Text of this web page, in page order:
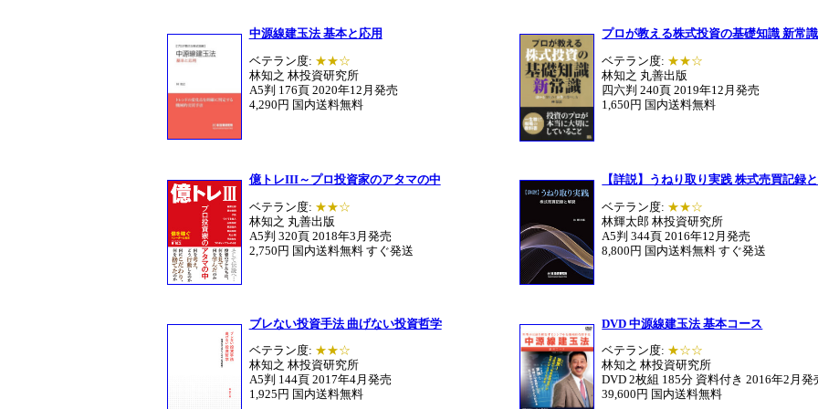
中源線建玉法 基本と応用
ベテラン度: ★★☆
林知之 林投資研究所
A5判 176頁 2020年12月発売
4,290円 国内送料無料
プロが教える株式投資の基礎知識 新常識
ベテラン度: ★★☆
林知之 丸善出版
四六判 240頁 2019年12月発売
1,650円 国内送料無料
億トレIII～プロ投資家のアタマの中
ベテラン度: ★★☆
林知之 丸善出版
A5判 320頁2018年3月発売
2,750円 国内送料無料 すぐ発送
【詳説】うねり取り実践 株式売買記録
ベテラン度: ★★☆
林輝太郎 林投資研究所
A5判 344頁 2016年12月発売
8,800円 国内送料無料 すぐ発送
ブレない投資手法 曲げない投資哲学
ベテラン度: ★★☆
林知之 林投資研究所
A5判 144頁 2017年4月発売
1,925円 国内送料無料
DVD 中源線建玉法 基本コース
ベテラン度: ★☆☆
林知之 林投資研究所
DVD 2枚組 185分 資料付き 2016年2月発
39,600円 国内送料無料